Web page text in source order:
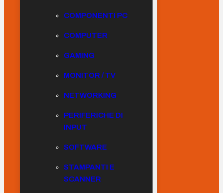
COMPONENTI PC
COMPUTER
GAMING
MONITOR / TV
NETWORKING
PERIFERICHE DI
INPUT
SOFTWARE
STAMPANTI E
SCANNER